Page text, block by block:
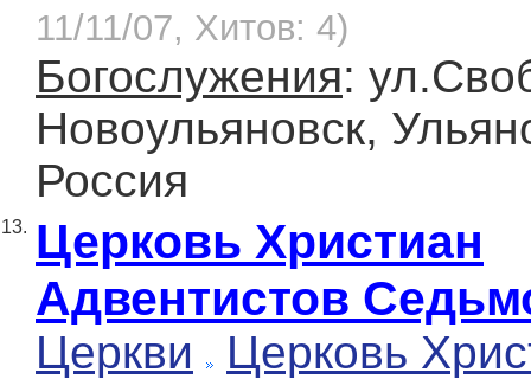
11/11/07, Хитов: 4)
Богослужения:
Новоульянoвск,
Россия
13. Церковь Христиан
Адвентистов
Церкви
Церковь